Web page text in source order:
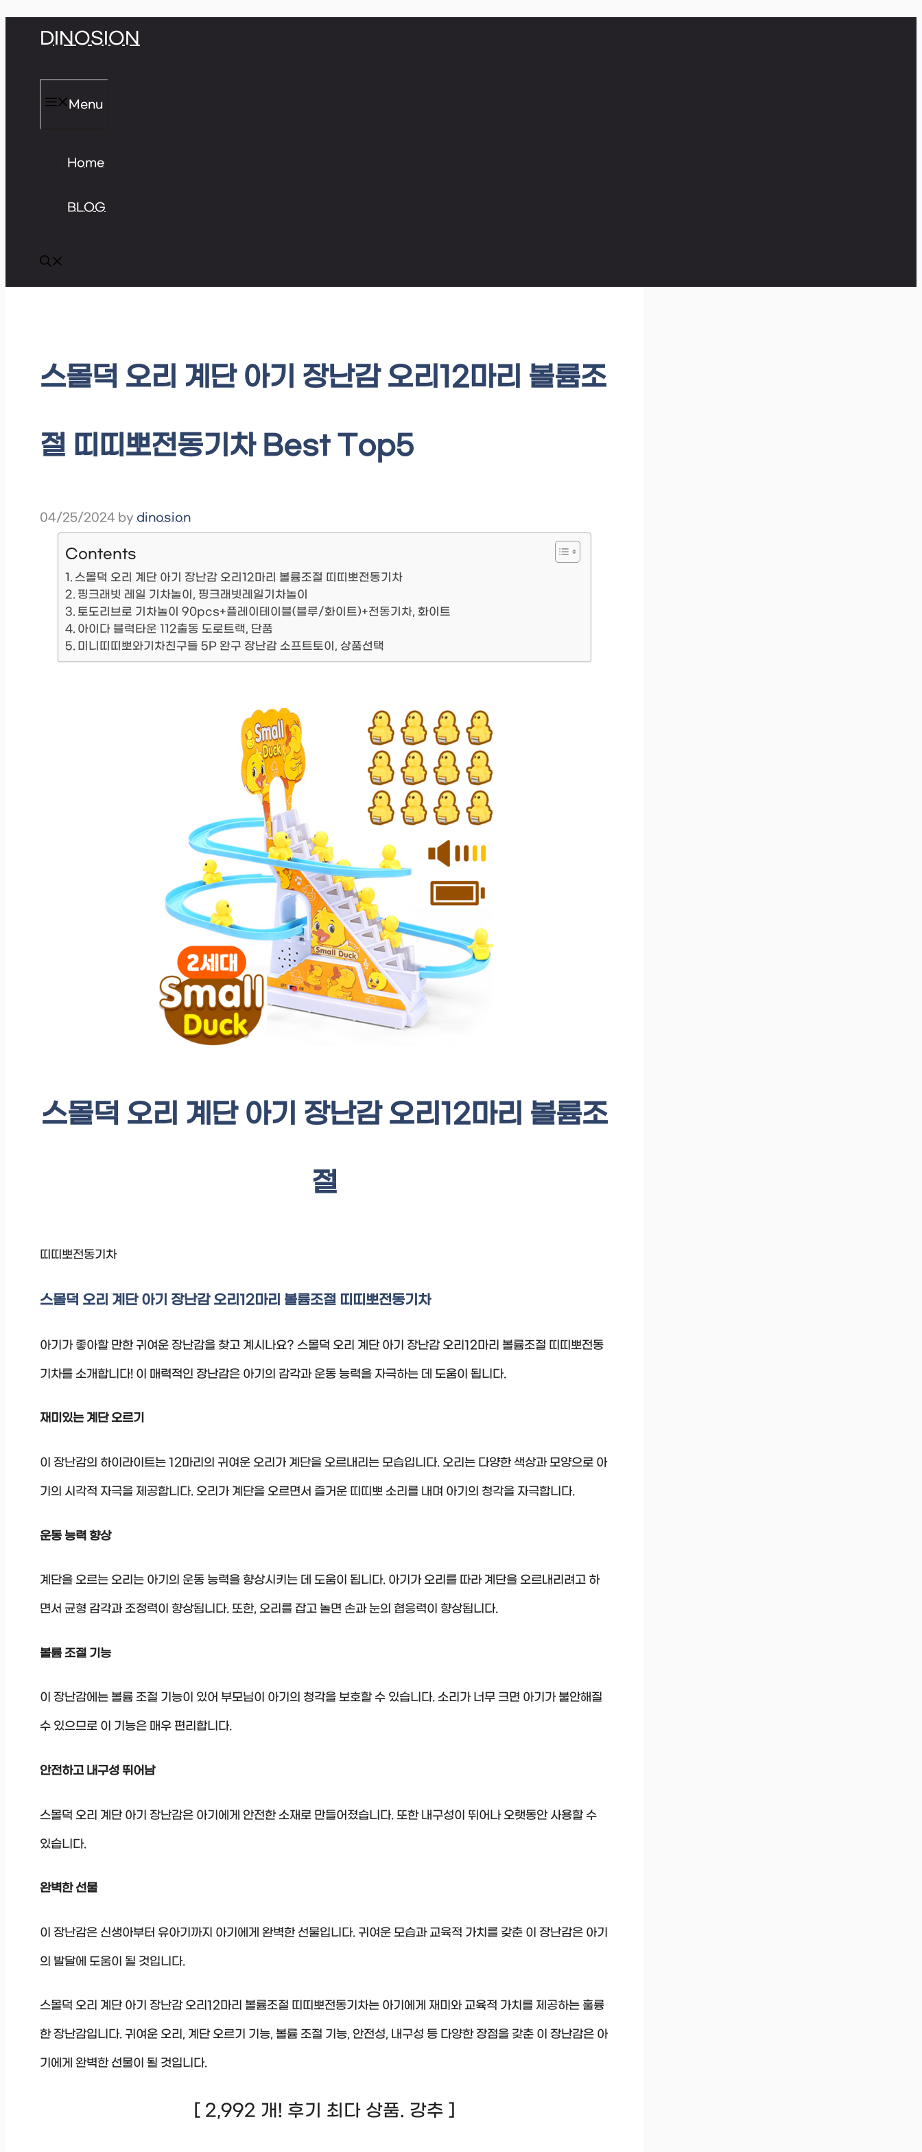
DINOSION
Menu
Home
BLOG
스몰덕 오리 계단 아기 장난감 오리12마리 볼륨조
절 띠띠뽀전동기차 Best Top5
04/25/2024 by dinosion
Contents
스몰덕 오리 계단 아기 장난감 오리12마리 볼륨조절 띠띠뽀전동기차
핑크래빗 레일 기차놀이, 핑크래빗레일기차놀이
토도리브로 기차놀이 90pcs+플레이테이블(블루/화이트)+전동기차, 화이트
아이다 블럭타운 112출동 도로트랙, 단품
미니띠띠뽀와기차친구들 5P 완구 장난감 소프트토이, 상품선택
스몰덕 오리 계단 아기 장난감 오리12마리 볼륨조
절
띠띠뽀전동기차
스몰덕 오리 계단 아기 장난감 오리12마리 볼륨조절 띠띠뽀전동기차
아기가 좋아할 만한 귀여운 장난감을 찾고 계시나요? 스몰덕 오리 계단 아기 장난감 오리12마리 볼륨조절 띠띠뽀전동
기차를 소개합니다! 이 매력적인 장난감은 아기의 감각과 운동 능력을 자극하는 데 도움이 됩니다.
재미있는 계단 오르기
이 장난감의 하이라이트는 12마리의 귀여운 오리가 계단을 오르내리는 모습입니다. 오리는 다양한 색상과 모양으로 아
기의 시각적 자극을 제공합니다. 오리가 계단을 오르면서 즐거운 띠띠뽀 소리를 내며 아기의 청각을 자극합니다.
운동 능력 향상
계단을 오르는 오리는 아기의 운동 능력을 향상시키는 데 도움이 됩니다. 아기가 오리를 따라 계단을 오르내리려고 하
면서 균형 감각과 조정력이 향상됩니다. 또한, 오리를 잡고 놀면 손과 눈의 협응력이 향상됩니다.
볼륨 조절 기능
이 장난감에는 볼륨 조절 기능이 있어 부모님이 아기의 청각을 보호할 수 있습니다. 소리가 너무 크면 아기가 불안해질
수 있으므로 이 기능은 매우 편리합니다.
안전하고 내구성 뛰어남
스몰덕 오리 계단 아기 장난감은 아기에게 안전한 소재로 만들어졌습니다. 또한 내구성이 뛰어나 오랫동안 사용할 수
있습니다.
완벽한 선물
이 장난감은 신생아부터 유아기까지 아기에게 완벽한 선물입니다. 귀여운 모습과 교육적 가치를 갖춘 이 장난감은 아기
의 발달에 도움이 될 것입니다.
스몰덕 오리 계단 아기 장난감 오리12마리 볼륨조절 띠띠뽀전동기차는 아기에게 재미와 교육적 가치를 제공하는 훌륭
한 장난감입니다. 귀여운 오리, 계단 오르기 기능, 볼륨 조절 기능, 안전성, 내구성 등 다양한 장점을 갖춘 이 장난감은 아
기에게 완벽한 선물이 될 것입니다.
[ 2,992 개! 후기 최다 상품. 강추 ]